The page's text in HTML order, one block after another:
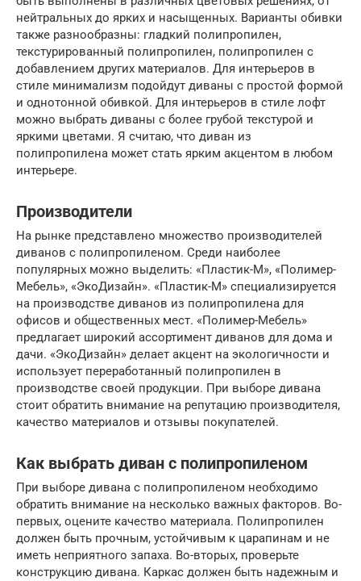
нейтральных до ярких и насыщенных. Варианты обивки
также разнообразны: гладкий полипропилен,
текстурированный полипропилен, полипропилен с
добавлением других материалов. Для интерьеров в
стиле минимализм подойдут диваны с простой формой
и однотонной обивкой. Для интерьеров в стиле лофт
можно выбрать диваны с более грубой текстурой и
яркими цветами. Я считаю, что диван из
полипропилена может стать ярким акцентом в любом
интерьере.
Производители
На рынке представлено множество производителей
диванов с полипропиленом. Среди наиболее
популярных можно выделить: «Пластик-М», «Полимер-
Мебель», «ЭкоДизайн». «Пластик-М» специализируется
на производстве диванов из полипропилена для
офисов и общественных мест. «Полимер-Мебель»
предлагает широкий ассортимент диванов для дома и
дачи. «ЭкоДизайн» делает акцент на экологичности и
использует переработанный полипропилен в
производстве своей продукции. При выборе дивана
стоит обратить внимание на репутацию производителя,
качество материалов и отзывы покупателей.
Как выбрать диван с полипропиленом
При выборе дивана с полипропиленом необходимо
обратить внимание на несколько важных факторов. Во-
первых, оцените качество материала. Полипропилен
должен быть прочным, устойчивым к царапинам и не
иметь неприятного запаха. Во-вторых, проверьте
конструкцию дивана. Каркас должен быть надежным и